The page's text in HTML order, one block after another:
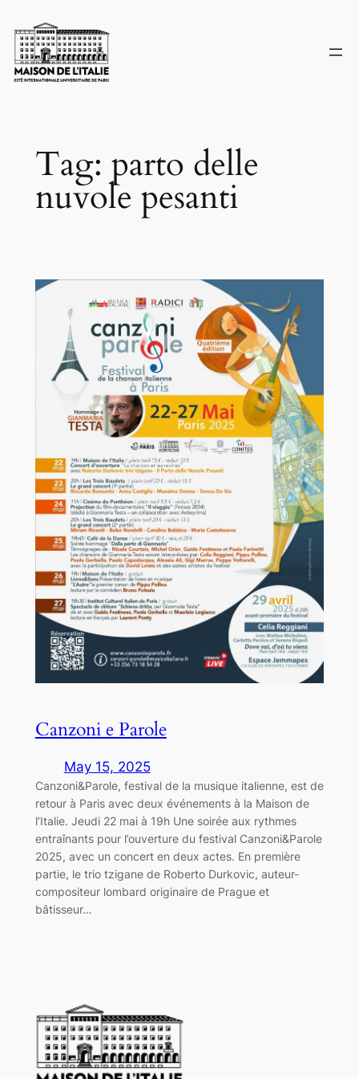
to
content
Tag: parto delle
nuvole pesanti
Canzoni e Parole
May 15, 2025
Canzoni&Parole, festival de la musique italienne, est de
retour à Paris avec deux événements à la Maison de
l’Italie. Jeudi 22 mai à 19h Une soirée aux rythmes
entraînants pour l’ouverture du festival Canzoni&Parole
2025, avec un concert en deux actes. En première
partie, le trio tzigane de Roberto Durkovic, auteur-
compositeur lombard originaire de Prague et
bâtisseur…